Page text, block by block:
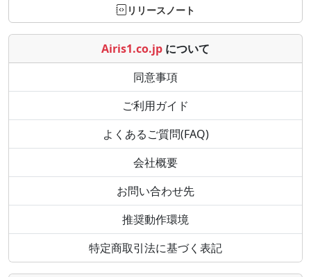
リリースノート
Airis1.co.jp について
同意事項
ご利用ガイド
よくあるご質問(FAQ)
会社概要
お問い合わせ先
推奨動作環境
特定商取引法に基づく表記